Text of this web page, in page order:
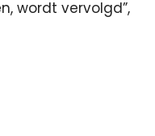
wordt vervolgd”,